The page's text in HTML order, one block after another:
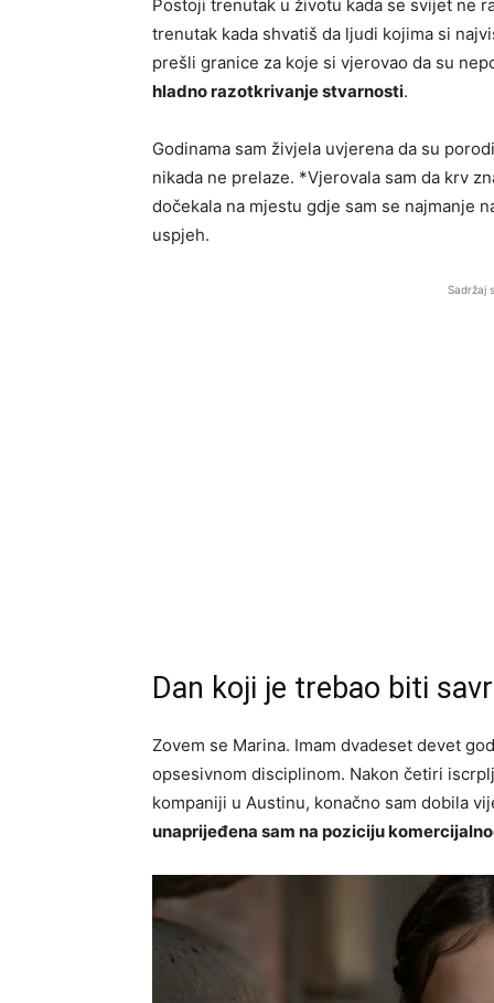
Postoji trenutak u životu kada se svijet ne
trenutak kada shvatiš da ljudi kojima si
prešli granice za koje si vjerovao da su
hladno razotkrivanje stvarnosti.
Godinama sam živjela uvjerena da su
nikada ne prelaze. *Vjerovala sam da krv
dočekala na mjestu gdje sam se najmanje
uspjeh.
Sadržaj
Dan koji je trebao biti
Zovem se Marina. Imam dvadeset devet
opsesivnom disciplinom. Nakon četiri
kompaniji u Austinu, konačno sam dobila
unaprijeđena sam na poziciju